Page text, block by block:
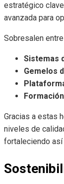
estratégico
avanzada para
Sobresalen
Sistemas
Gemelos
Gracias a estas
niveles de
fortaleciendo